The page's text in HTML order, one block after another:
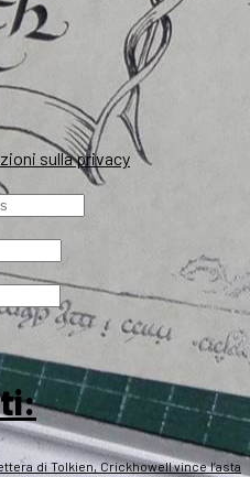
sulla privacy
di Tolkien, Crickhowell vince l’asta